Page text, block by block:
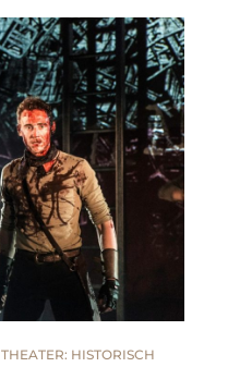
THEATER: HISTORISCH